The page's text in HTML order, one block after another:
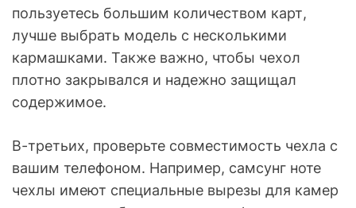
пользуетесь большим количеством карт,
лучше выбрать модель с несколькими
кармашками. Также важно, чтобы чехол
плотно закрывался и надежно защищал
содержимое.
В-третьих, проверьте совместимость чехла с
вашим телефоном. Например, самсунг ноте
чехлы имеют специальные вырезы для камер